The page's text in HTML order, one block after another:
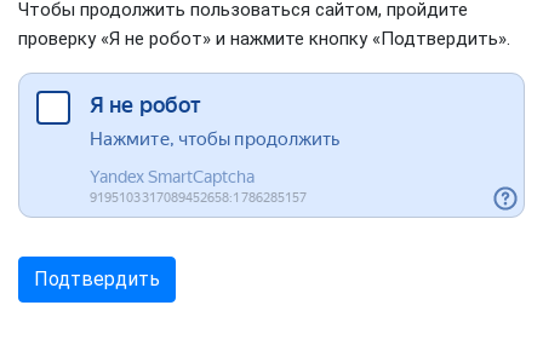
Чтобы продолжить пользоваться сайтом, пройдите
проверку «Я не робот» и нажмите кнопку «Подтвердить».